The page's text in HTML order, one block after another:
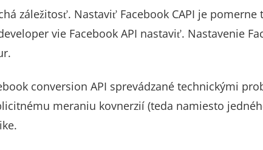
záležitosť. Nastaviť Facebook CAPI je
vie Facebook API nastaviť. Nastavenie
conversion API sprevádzané technickými
meraniu kovnerzií (teda namiesto